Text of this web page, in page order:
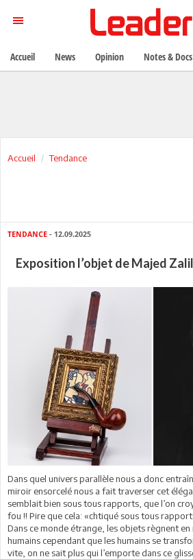
Accueil Tendance
TENDANCE - 12.09.2025
Exposition l’objet de Majed
Dans quel univers parallèle nous a donc
miroir ensorcelé nous a fait traverser cet
semblait bien sous tous rapports, que l’on
fou !! Pire que cela: «chtiqué sous tous
Dans ce monde étrange, les objets règnent
humains cependant que les humains se
vite, on ne sait plus qui l’emporte dans ce
Accueil News Opinion Notes & Docs